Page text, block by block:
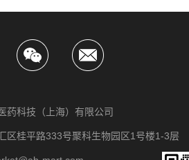
药科技（上海）有限公司
区桂平路333号聚科生物园区1号楼1-3层